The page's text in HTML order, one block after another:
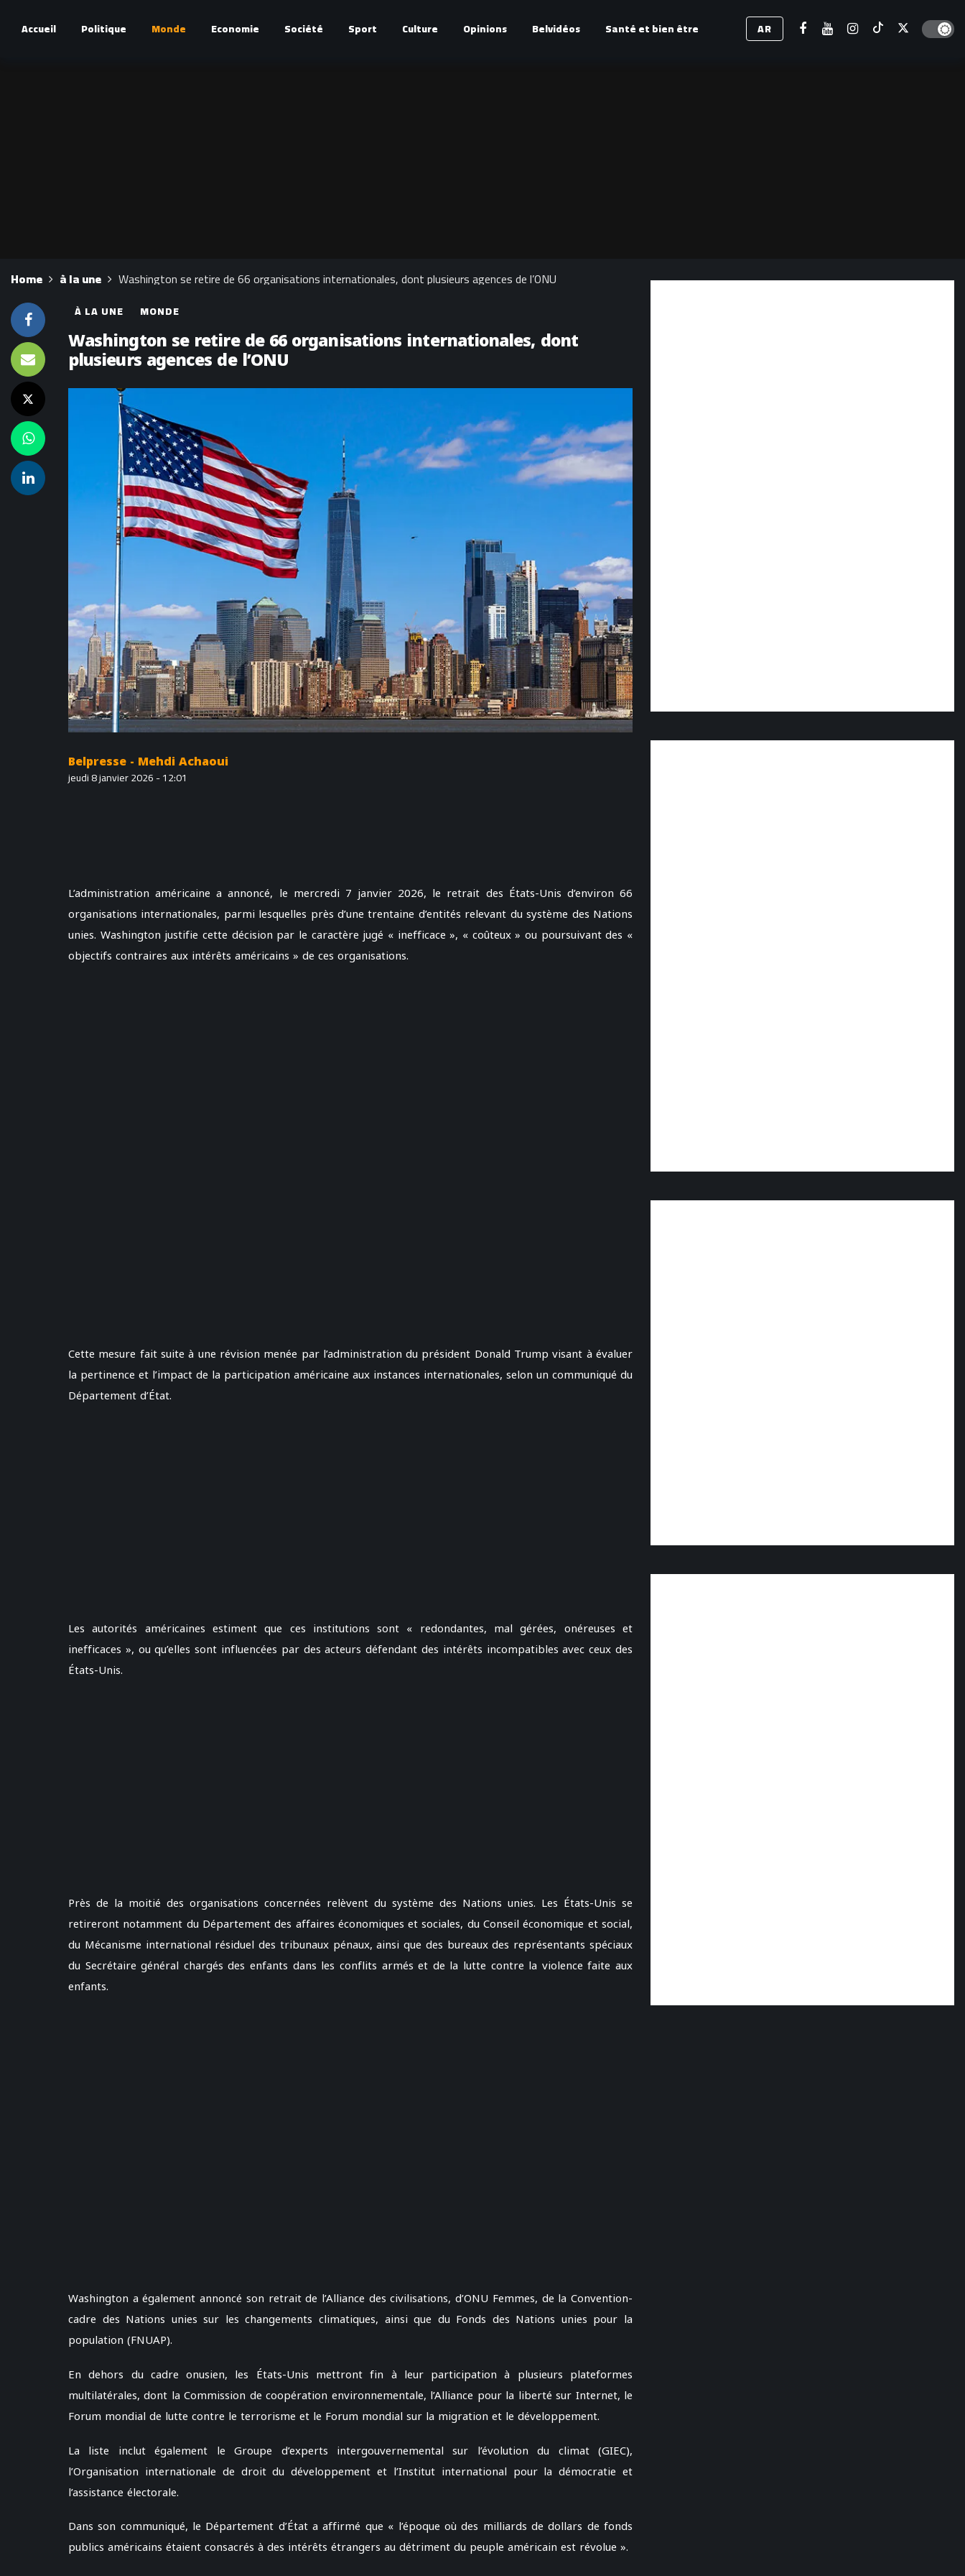
Accueil Politique Monde Economie Société Sport Culture Opinions Belvidéos Santé et bien être AR Dark
Home à la une Washington se retire de 66 organisations internationales, dont plusieurs agences de l’ONU
À LA UNE MONDE
Washington se retire de 66 organisations internationales, dont
plusieurs agences de l’ONU
Belpresse - Mehdi Achaoui
jeudi 8 janvier 2026 - 12:01
L’administration américaine a annoncé, le mercredi 7 janvier 2026, le retrait des États-Unis d’environ 66
organisations internationales, parmi lesquelles près d’une trentaine d’entités relevant du système des Nations
unies. Washington justifie cette décision par le caractère jugé « inefficace », « coûteux » ou poursuivant des «
objectifs contraires aux intérêts américains » de ces organisations.
Cette mesure fait suite à une révision menée par l’administration du président Donald Trump visant à évaluer
la pertinence et l’impact de la participation américaine aux instances internationales, selon un communiqué du
Département d’État.
Les autorités américaines estiment que ces institutions sont « redondantes, mal gérées, onéreuses et
inefficaces », ou qu’elles sont influencées par des acteurs défendant des intérêts incompatibles avec ceux des
États-Unis.
Près de la moitié des organisations concernées relèvent du système des Nations unies. Les États-Unis se
retireront notamment du Département des affaires économiques et sociales, du Conseil économique et social,
du Mécanisme international résiduel des tribunaux pénaux, ainsi que des bureaux des représentants spéciaux
du Secrétaire général chargés des enfants dans les conflits armés et de la lutte contre la violence faite aux
enfants.
Washington a également annoncé son retrait de l’Alliance des civilisations, d’ONU Femmes, de la Convention-
cadre des Nations unies sur les changements climatiques, ainsi que du Fonds des Nations unies pour la
population (FNUAP).
En dehors du cadre onusien, les États-Unis mettront fin à leur participation à plusieurs plateformes
multilatérales, dont la Commission de coopération environnementale, l’Alliance pour la liberté sur Internet, le
Forum mondial de lutte contre le terrorisme et le Forum mondial sur la migration et le développement.
La liste inclut également le Groupe d’experts intergouvernemental sur l’évolution du climat (GIEC),
l’Organisation internationale de droit du développement et l’Institut international pour la démocratie et
l’assistance électorale.
Dans son communiqué, le Département d’État a affirmé que « l’époque où des milliards de dollars de fonds
publics américains étaient consacrés à des intérêts étrangers au détriment du peuple américain est révolue ».